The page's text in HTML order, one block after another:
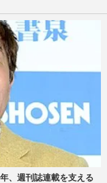
、週刊誌連載を支える